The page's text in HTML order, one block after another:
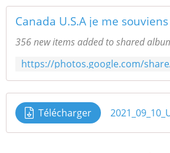
356 new items added to shared
Télécharger